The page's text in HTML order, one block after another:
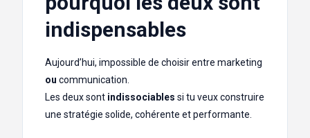
indispensables
Aujourd’hui, impossible de choisir entre marketing
ou communication.
Les deux sont indissociables si tu veux construire
une stratégie solide, cohérente et performante.